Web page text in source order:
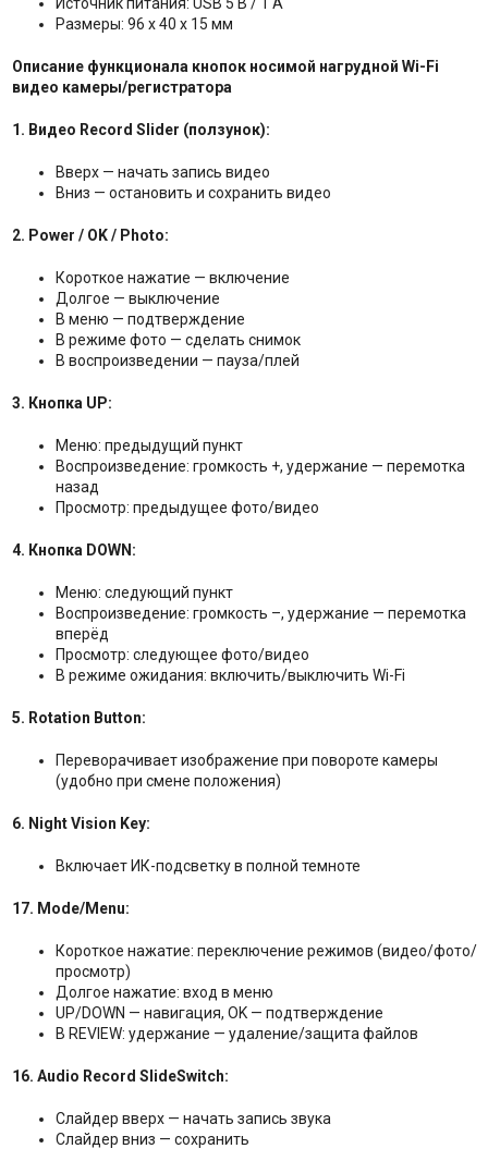
Источник питания: USB 5 В / 1 А
Размеры: 96 х 40 х 15 мм
Описание функционала кнопок носимой нагрудной Wi-Fi
видео камеры/регистратора
1. Видео Record Slider (ползунок):
Вверх — начать запись видео
Вниз — остановить и сохранить видео
2. Power / OK / Photo:
Короткое нажатие — включение
Долгое — выключение
В меню — подтверждение
В режиме фото — сделать снимок
В воспроизведении — пауза/плей
3. Кнопка UP:
Меню: предыдущий пункт
Воспроизведение: громкость +, удержание — перемотка
назад
Просмотр: предыдущее фото/видео
4. Кнопка DOWN:
Меню: следующий пункт
Воспроизведение: громкость –, удержание — перемотка
вперёд
Просмотр: следующее фото/видео
В режиме ожидания: включить/выключить Wi-Fi
5. Rotation Button:
Переворачивает изображение при повороте камеры
(удобно при смене положения)
6. Night Vision Key:
Включает ИК-подсветку в полной темноте
17. Mode/Menu:
Короткое нажатие: переключение режимов (видео/фото/
просмотр)
Долгое нажатие: вход в меню
UP/DOWN — навигация, OK — подтверждение
В REVIEW: удержание — удаление/защита файлов
16. Audio Record SlideSwitch:
Слайдер вверх — начать запись звука
Слайдер вниз — сохранить